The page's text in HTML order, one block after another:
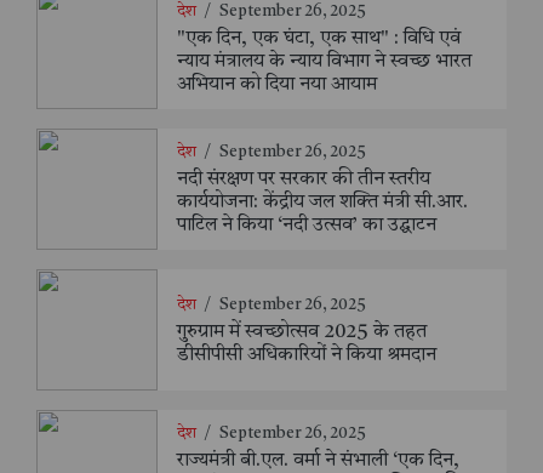
देश / September 26, 2025
"एक दिन, एक घंटा, एक साथ" : विधि एवं
न्याय मंत्रालय के न्याय विभाग ने स्वच्छ भारत
अभियान को दिया नया आयाम
देश / September 26, 2025
नदी संरक्षण पर सरकार की तीन स्तरीय
कार्ययोजना: केंद्रीय जल शक्ति मंत्री सी.आर.
पाटिल ने किया ‘नदी उत्सव’ का उद्घाटन
देश / September 26, 2025
गुरुग्राम में स्वच्छोत्सव 2025 के तहत
डीसीपीसी अधिकारियों ने किया श्रमदान
देश / September 26, 2025
राज्यमंत्री बी.एल. वर्मा ने संभाली ‘एक दिन,